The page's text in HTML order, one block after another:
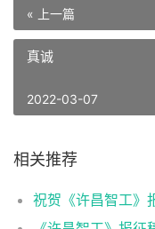
« 上一篇
真诚
2022-03-07
相关推荐
祝贺《许昌智工》